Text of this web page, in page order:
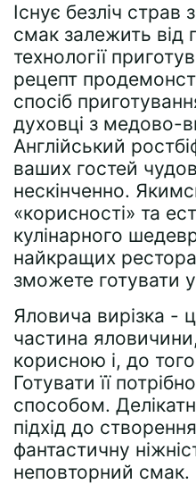
Існує безліч
смак залежить від
технології
рецепт
спосіб
духовці з медово-
Англійський
ваших гостей
нескінченно.
«корисності» та
кулінарного
найкращих
зможете готувати
Яловича вирізка -
частина
корисною і, до
Готувати її
способом.
підхід до
фантастичну
неповторний смак.